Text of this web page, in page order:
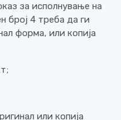
за исполнување на
број 4 треба да ги
форма, или копија
или копија